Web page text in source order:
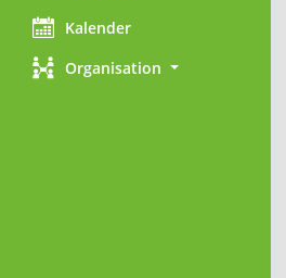
Kalender
Organisation